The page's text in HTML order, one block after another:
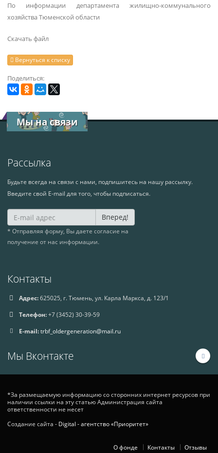
По информации департамента жилищно-коммунального
хозяйства Тюменской области
Скачать файл
Вернуться к списку
Поделиться:
Мы на связи
Рассылка
Будьте всегда на связи с нами, подпишитесь на нашу рассылку.
Введите свой E-mail для того, чтобы подписаться.
Вперед!
* Отправляя форму, Вы даете согласие на
получение от нас информации.
Контакты
Адрес:625025, г. Тюмень, ул. Карла Маркса, д. 123/1
Телефон:+7 (3452) 30-39-59
E-mail:trbf_oldergeneration@mail.ru
Мы Вконтакте
*За размещаемую информацию со сторонних интернет ресурсов при
наличии ссылки на эту статью Администрация сайта
ответственности не несет
Создание сайта - Digital - агентство «Приоритет»
О фонде Контакты Отзывы